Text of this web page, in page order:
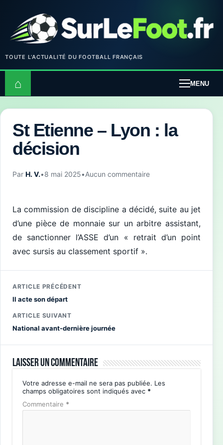
TOUTE L’ACTUALITÉ DU FOOTBALL FRANÇAIS
⌂ MENU
St Etienne – Lyon : la
décision
Par H. V.•8 mai 2025•Aucun commentaire
La commission de discipline a décidé, suite au jet
d’une pièce de monnaie sur un arbitre assistant,
de sanctionner l’ASSE d’un « retrait d’un point
avec sursis au classement sportif ».
ARTICLE PRÉCÉDENT
Il acte son départ
ARTICLE SUIVANT
National avant-dernière journée
Laisser un commentaire
Votre adresse e-mail ne sera pas publiée. Les
champs obligatoires sont indiqués avec *
Commentaire *